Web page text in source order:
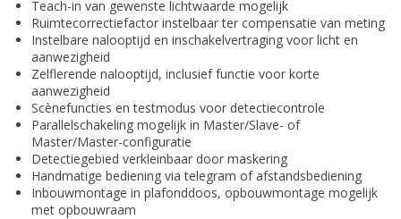
Teach-in van gewenste lichtwaarde mogelijk
Ruimtecorrectiefactor instelbaar ter compensatie van meting
Instelbare nalooptijd en inschakelvertraging voor licht en
aanwezigheid
Zelflerende nalooptijd, inclusief functie voor korte
aanwezigheid
Scènefuncties en testmodus voor detectiecontrole
Parallelschakeling mogelijk in Master/Slave- of
Master/Master-configuratie
Detectiegebied verkleinbaar door maskering
Handmatige bediening via telegram of afstandsbediening
Inbouwmontage in plafonddoos, opbouwmontage mogelijk
met opbouwraam